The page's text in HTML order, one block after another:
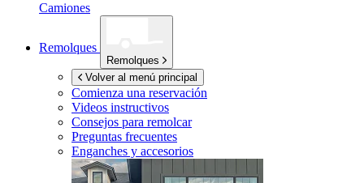
Camiones
Remolques
Remolques
Volver al menú principal
Comienza una reservación
Videos instructivos
Consejos para remolcar
Preguntas frecuentes
Enganches y accesorios